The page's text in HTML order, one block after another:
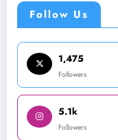
Follow Us
1,475
Followers
5.1k
Followers